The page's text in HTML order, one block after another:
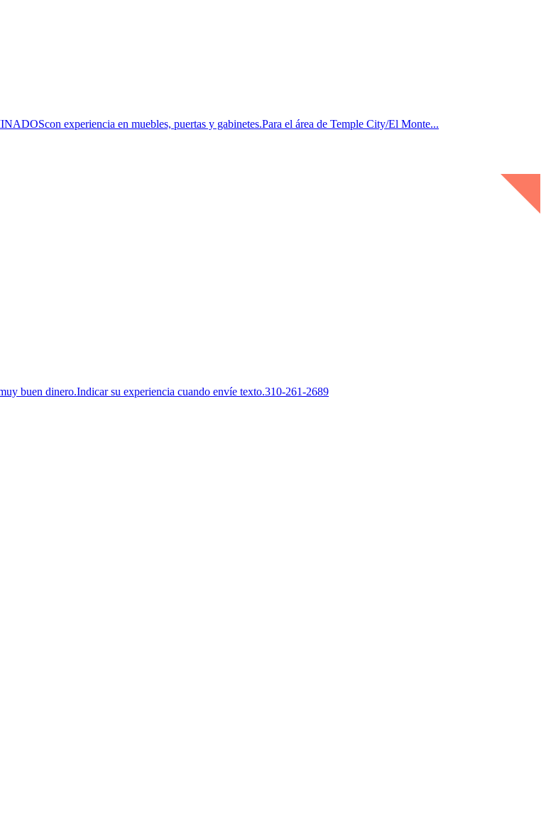
experiencia en muebles, puertas y gabinetes.Para el área de Temple City/El Monte...
buen dinero.Indicar su experiencia cuando envíe texto.310-261-2689